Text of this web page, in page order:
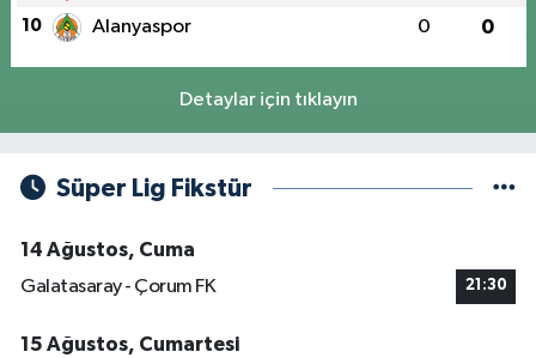
10 Alanyaspor 0 0
Detaylar için tıklayın
Süper Lig Fikstür
14 Ağustos, Cuma
Galatasaray - Çorum FK
21:30
15 Ağustos, Cumartesi